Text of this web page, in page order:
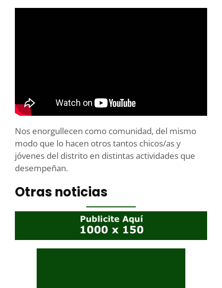
Nos enorgullecen como comunidad, del mismo
modo que lo hacen otros tantos chicos/as y
jóvenes del distrito en distintas actividades que
desempeñan.
Otras noticias